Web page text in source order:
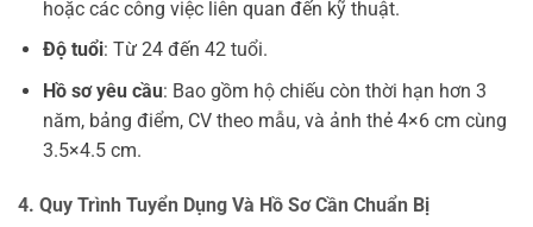
hoặc các công việc liên quan đến kỹ thuật.
Độ tuổi: Từ 24 đến 42 tuổi.
Hồ sơ yêu cầu: Bao gồm hộ chiếu còn thời hạn hơn 3
năm, bảng điểm, CV theo mẫu, và ảnh thẻ 4×6 cm cùng
3.5×4.5 cm.
4. Quy Trình Tuyển Dụng Và Hồ Sơ Cần Chuẩn Bị